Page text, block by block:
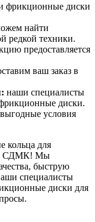
фрикционные диски
найти
редкой техники.
предоставляется
ваш заказ в
наши специалисты
диски.
условия
кольца для
в СДМК! Мы
быструю
специалисты
диски для